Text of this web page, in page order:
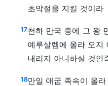
초막절을 지킬 것이라
17천하 만국 중에 그 왕
예루살렘에 올라 오지
내리지 아니하실 것인
18만일 애굽 족속이 올